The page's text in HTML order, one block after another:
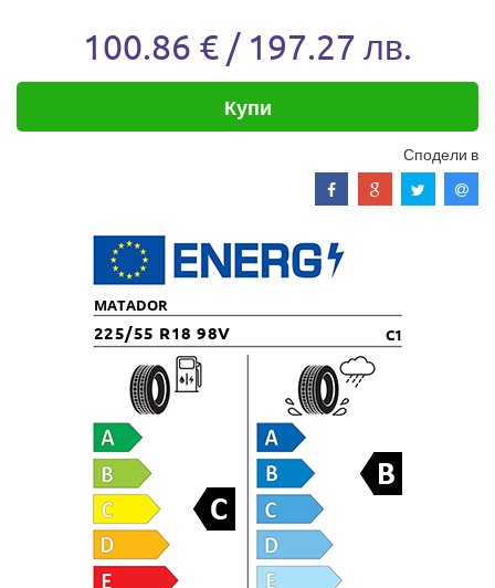
100.86 € / 197.27 лв.
Купи
Сподели в
MATADOR
225/55 R18 98V C1